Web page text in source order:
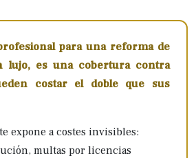
para una reforma de
lujo, es una cobertura contra
costar el doble que sus
expone a costes invisibles:
multas por licencias